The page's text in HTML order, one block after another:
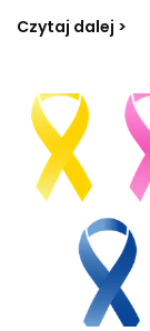
barwy lub
warto
badanie
Czytaj dalej >